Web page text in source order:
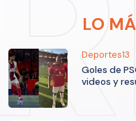
LO
Deportes13
Goles de
videos y